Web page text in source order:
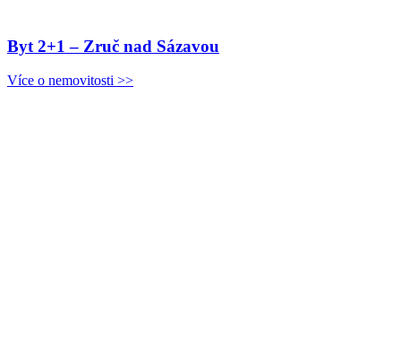
Byt 2+1 – Zruč nad Sázavou
Více o nemovitosti >>